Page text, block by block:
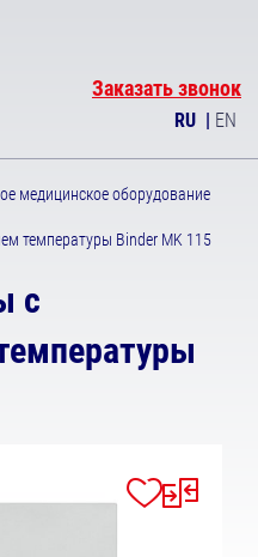
Заказать звонок
RU | EN
медицинское оборудование
температуры Binder MK 115
с